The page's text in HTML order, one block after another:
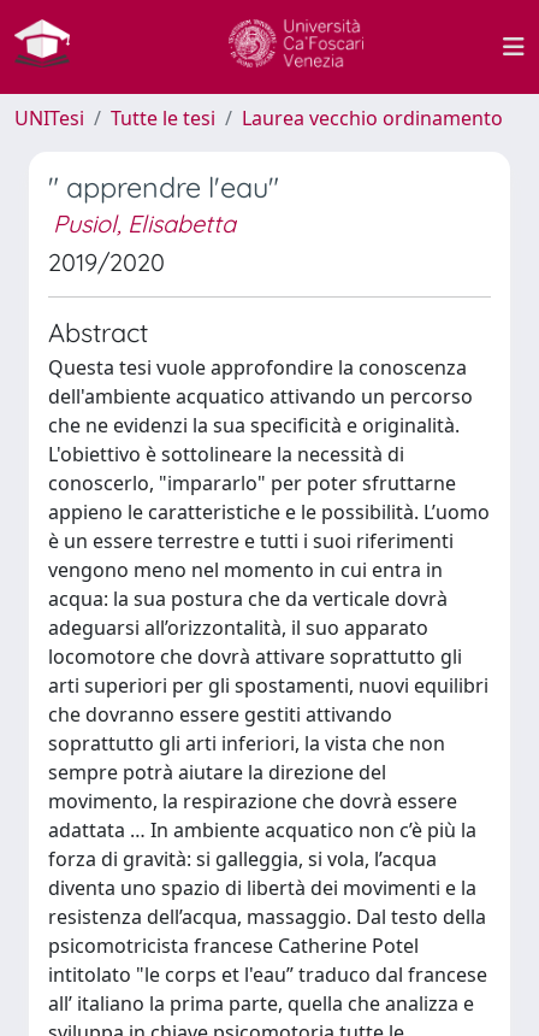
UNITesi Tutte le tesi Laurea vecchio ordinamento
" apprendre l'eau"
Pusiol, Elisabetta
2019/2020
Abstract
Questa tesi vuole approfondire la conoscenza
dell'ambiente acquatico attivando un percorso
che ne evidenzi la sua specificità e originalità.
L'obiettivo è sottolineare la necessità di
conoscerlo, "impararlo" per poter sfruttarne
appieno le caratteristiche e le possibilità. L’uomo
è un essere terrestre e tutti i suoi riferimenti
vengono meno nel momento in cui entra in
acqua: la sua postura che da verticale dovrà
adeguarsi all’orizzontalità, il suo apparato
locomotore che dovrà attivare soprattutto gli
arti superiori per gli spostamenti, nuovi equilibri
che dovranno essere gestiti attivando
soprattutto gli arti inferiori, la vista che non
sempre potrà aiutare la direzione del
movimento, la respirazione che dovrà essere
adattata … In ambiente acquatico non c’è più la
forza di gravità: si galleggia, si vola, l’acqua
diventa uno spazio di libertà dei movimenti e la
resistenza dell’acqua, massaggio. Dal testo della
psicomotricista francese Catherine Potel
intitolato "le corps et l'eau” traduco dal francese
all’ italiano la prima parte, quella che analizza e